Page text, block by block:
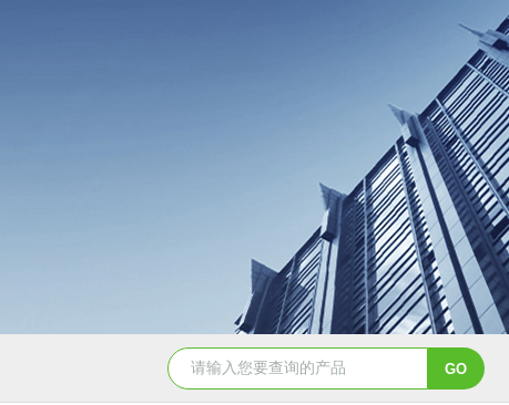
GSH-0.5L0.5L不锈钢磁力密封聚酯反应釜